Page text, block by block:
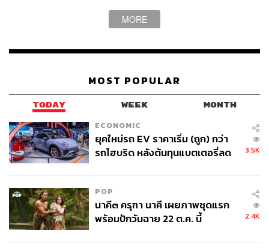
MORE
MOST POPULAR
TODAY WEEK MONTH
ECONOMIC
ยุคใหม่รถ EV ราคาเริ่ม (ถูก) กว่า
รถไฮบริด หลังต้นทุนแบตเตอรี่ลด
3.5K
POP
นาคี๓ ครุฑา นาคี เผยภาพชุดแรก
พร้อมปักวันฉาย 22 ต.ค. นี้
2.4K